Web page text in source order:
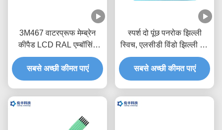
3M467 वाटरप्रूफ मेम्ब्रेन
कीपैड LCD RAL एम्बॉसिंग
मेम्ब्रेन स्विच
सबसे अच्छी कीमत पाएं
स्पर्श दो पूंछ पनरोक झिल्ली
स्विच, एलसीडी विंडो झिल्ली टच
स्विच
सबसे अच्छी कीमत पाएं